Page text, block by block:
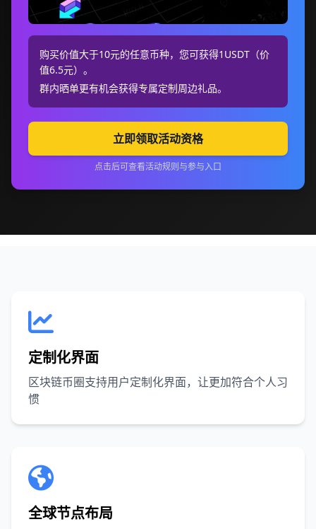
购买价值大于10元的任意币种，您可获得1USDT（价
值6.5元）。
群内晒单更有机会获得专属定制周边礼品。
立即领取活动资格
点击后可查看活动规则与参与入口
定制化界面
区块链币圈支持用户定制化界面，让更加符合个人习
惯
全球节点布局